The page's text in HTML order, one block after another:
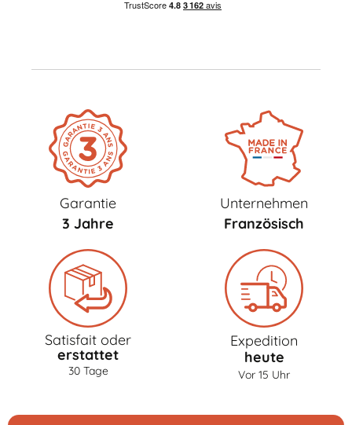
Garantie
3 Jahre
Unternehmen
Französisch
Satisfait oder
erstattet
30 Tage
Expedition
heute
Vor 15 Uhr